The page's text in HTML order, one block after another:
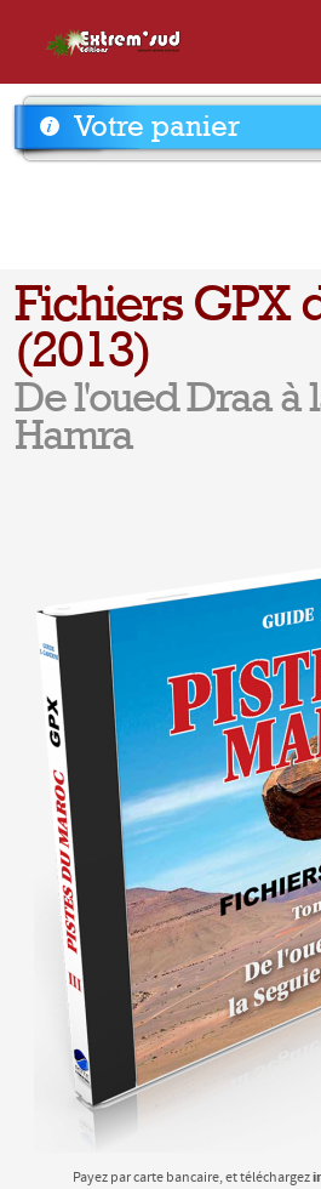
Votre panier
Fichiers GPX
(2013)
De l'oued Draa à
Hamra
Payez par carte bancaire, et téléchargez